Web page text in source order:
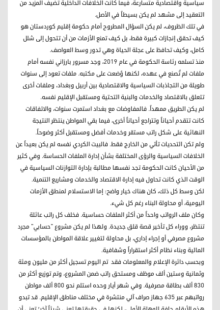
سياسية واقتصادية متسارعة، فيما كانت الخلافات الداخلية تضيف المزيد من
التعقيد إلى مشهد لم يكن بسيطاً في الأصل.
في تلك الظروف، لم يكن السؤال المطروح أمام حكومة إقليم كوردستان هو
كيف تحقق إنجازات كبيرة فقط، بل كيف تمنع الأزمات من أن تتحول إلى شلل
كامل، وكيف تحافظ على عجلة الحياة وهي تدور وسط العواصف.
منذ تسلمه رئاسة الحكومة في عام 2019، وجد مسرور بارزاني نفسه أمام
ملفات لم تُصنع في عهده، لكنها وُضعت على مكتبه. ملفات تعود إلى سنوات
طويلة من التجاذبات السياسية والاقتصادية بين أربيل وبغداد، وملفات أخرى
تتعلق بالاقتصاد والخدمات والبنية التحتية ومستقبل الإقليم نفسه.
لم يكن الطريق ممهداً. فالمفاوضات مع بغداد استمرت سنوات، والاتفاقات
كانت تتقدم أحياناً وتتراجع أحياناً أخرى، فيما بقي المواطن ينتظر النتيجة
النهائية على شكل راتب مستقر وخدمات أفضل ومستقبل أكثر وضوحاً.
ولم تكن التحديات تأتي من الخارج فقط. فالبيت الكردي نفسه لم يكن بعيداً عن
الخلافات السياسية والرؤى المختلفة بشأن إدارة الملفات الحساسة. وفي كثير
من الأحيان كانت الحكومة تجد نفسها مطالبة بإدارة التوازنات السياسية في
الوقت الذي كانت تحاول فيه إدارة الاقتصاد والخدمات ومشاريع التنمية.
لكن وسط كل ذلك، كان هناك خيار واضح: إما الاستسلام لمنطق الأزمات
اليومية، أو محاولة البناء رغم كل شيء.
وكان ملف الرواتب واحداً من أكثر الملفات حساسية. فخلف كل راتب عائلة
تنتظر، ووراء كل تأخير قصة قلق جديدة. ولهذا لم يكن مشروع "حسابي" مجرد
مشروع مصرفي أو إجراء إداري، بل محاولة لتغيير علاقة المواطن بالمؤسسات
المالية وبناء نظام أكثر استقراراً وشفافية.
وبحسب دائرة الإعلام والمعلومات فقد تم اليوم تسجيل أكثر من مليون ومئة
وثمانية وستين ألف موظف ومستحق راتب ضمن المشروع، وتم توزيع أكثر من
830 ألف بطاقة مصرفية. وفي شهر أيار وحده استلم نحو 800 ألف مواطن
رواتبهم عبر 635 جهاز صراف آلي منتشرة في مختلف مناطق الإقليم. قد تبدو